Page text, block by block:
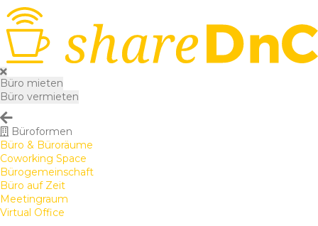
Büro mieten
Büro vermieten
Büroformen
Büro & Büroräume
Coworking Space
Bürogemeinschaft
Büro auf Zeit
Meetingraum
Virtual Office